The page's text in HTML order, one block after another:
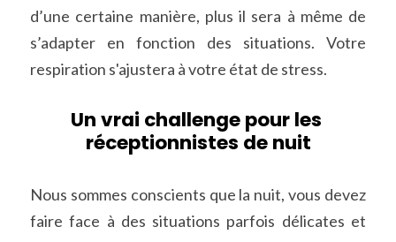
d’une certaine manière, plus il sera à même de
s’adapter en fonction des situations. Votre
respiration s'ajustera à votre état de stress.
Un vrai challenge pour les
réceptionnistes de nuit
Nous sommes conscients que la nuit, vous devez
faire face à des situations parfois délicates et